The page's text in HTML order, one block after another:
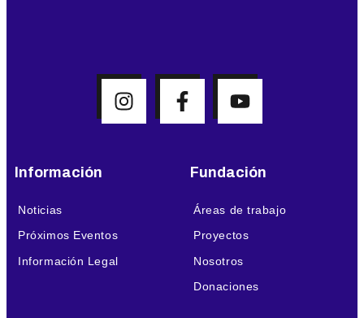
Información
Noticias
Próximos Eventos
Información Legal
Fundación
Áreas de trabajo
Proyectos
Nosotros
Donaciones